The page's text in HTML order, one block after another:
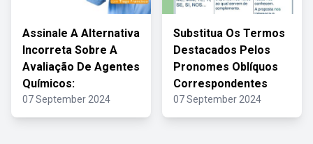
Assinale A Alternativa
Incorreta Sobre A
Avaliação De Agentes
Químicos:
07 September 2024
Substitua Os Termos
Destacados Pelos
Pronomes Oblíquos
Correspondentes
07 September 2024